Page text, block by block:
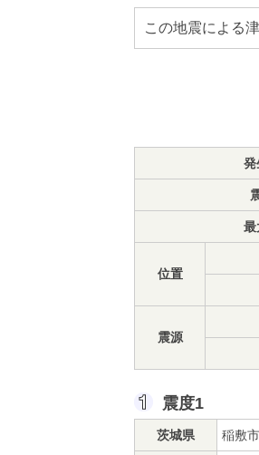
この地震による
発
最
位置
震源
震度1
茨城県 稲敷市